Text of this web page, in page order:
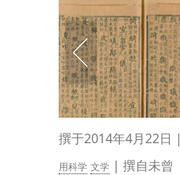
撰于2014年4月22日 |
用科学 文学 | 撰自未曾